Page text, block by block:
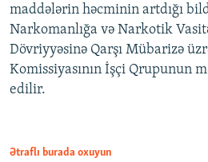
maddələrin həcminin artdığı
Narkomanlığa və Narkotik
Dövriyyəsinə Qarşı Mübarizə
Komissiyasının İşçi Qrupunun
edilir.
Ətraflı burada oxuyun